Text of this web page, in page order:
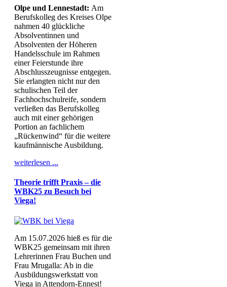
Olpe und Lennestadt: Am
Berufskolleg des Kreises Olpe
nahmen 40 glückliche
Absolventinnen und
Absolventen der Höheren
Handelsschule im Rahmen
einer Feierstunde ihre
Abschlusszeugnisse entgegen.
Sie erlangten nicht nur den
schulischen Teil der
Fachhochschulreife, sondern
verließen das Berufskolleg
auch mit einer gehörigen
Portion an fachlichem
„Rückenwind“ für die weitere
kaufmännische Ausbildung.
weiterlesen ...
Theorie trifft Praxis – die
WBK25 zu Besuch bei
Viega!
Am 15.07.2026 hieß es für die
WBK25 gemeinsam mit ihren
Lehrerinnen Frau Buchen und
Frau Mrugalla: Ab in die
Ausbildungswerkstatt von
Viega in Attendorn-Ennest!